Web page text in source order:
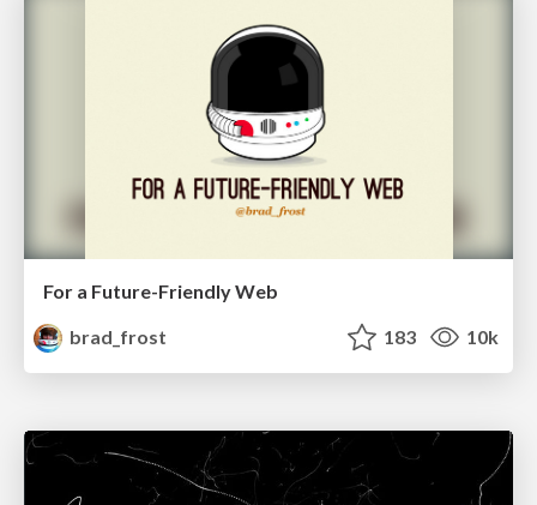
For a Future-Friendly Web
brad_frost
183 10k